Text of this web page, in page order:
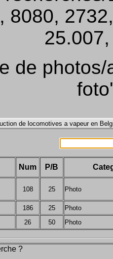
8080,
de
Num P/B
108 25 Photo
186 25
Photo
26 50 Photo
?